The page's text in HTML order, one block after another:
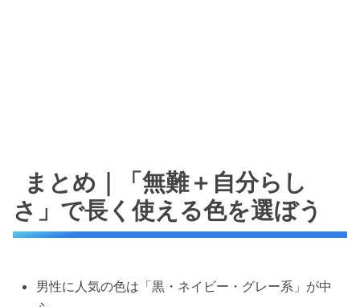
まとめ｜「無難＋自分らし
さ」で長く使える色を選ぼう
男性に人気の色は「黒・ネイビー・グレー系」が中